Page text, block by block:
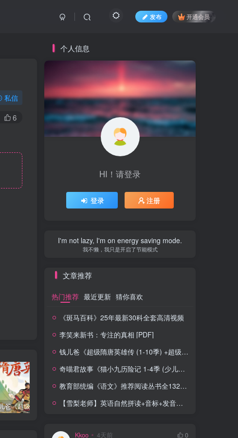
发布 开通会员
私信
6
钱儿爸《超级隋唐英雄传 (1-10季) +超级隋唐英雄后传 (1-4季） 奇喵君故事《猫小九历险记 1-4季 (少儿大型奇幻冒险之旅)
个人信息
HI！请登录
登录 注册
I'm not lazy, I'm on energy saving mode.
我不懒，我只是开启了节能模式
文章推荐
热门推荐 最近更新 猜你喜欢
《斑马百科》25年最新30科全套高清视频
李笑来新书：专注的真相 [PDF]
钱儿爸《超级隋唐英雄传 (1-10季) +超级隋唐英雄后传 (1-4季）
奇喵君故事《猫小九历险记 1-4季 (少儿大型奇幻冒险之旅)
教育部统编《语文》推荐阅读丛书全132种143册
【雪梨老师】英语自然拼读+音标+发音规则（精品课三合一）
Kkoo 4天前
0